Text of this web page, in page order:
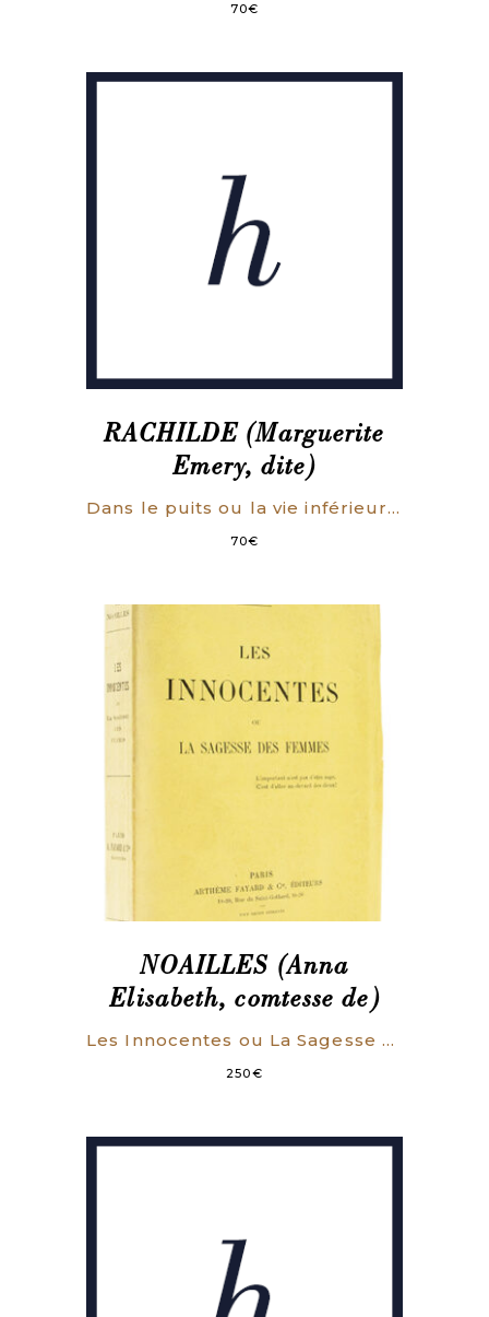
70€
RACHILDE (Marguerite
Emery, dite)
Dans le puits ou la vie inférieure 1915-1917. (ENVOI AUTOGRAPHE)
70€
NOAILLES (Anna
Elisabeth, comtesse de)
Les Innocentes ou La Sagesse des femmes.
250€